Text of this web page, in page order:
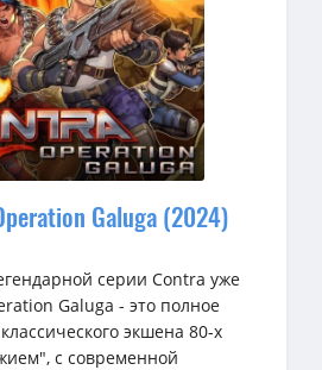
Galuga (2024)
серии Contra уже
Galuga - это полное
экшена 80-х
с современной